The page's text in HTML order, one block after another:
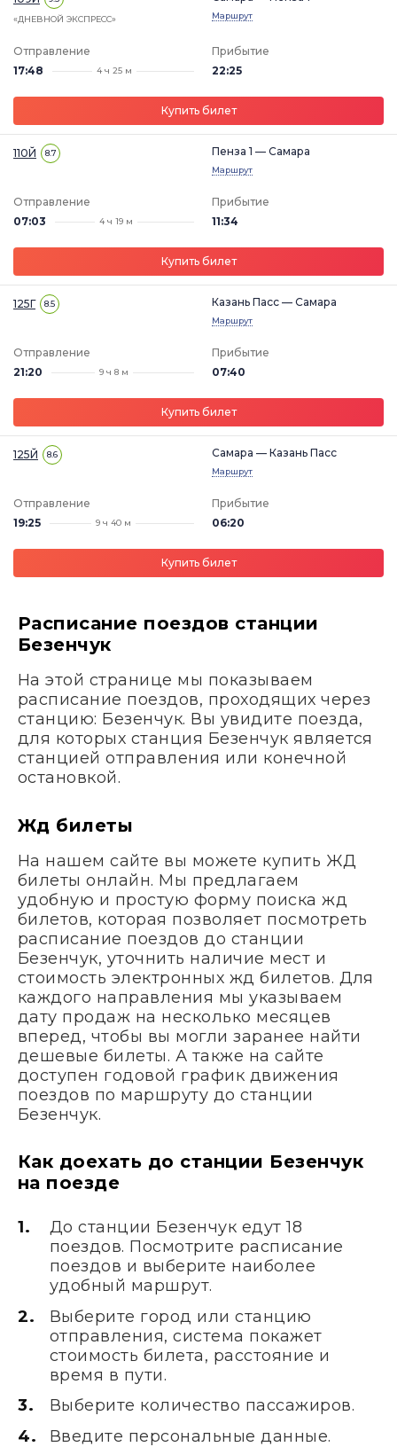
«ДНЕВНОЙ ЭКСПРЕСС» Маршрут
Отправление
17:48
4 ч 25 м
Прибытие
22:25
Купить билет
110Й 8.7 Пенза 1 — Самара
Маршрут
Отправление
07:03
4 ч 19 м
Прибытие
11:34
Купить билет
125Г 8.5 Казань Пасс — Самара
Маршрут
Отправление
21:20
9 ч 8 м
Прибытие
07:40
Купить билет
125Й 8.6 Самара — Казань Пасс
Маршрут
Отправление
19:25
9 ч 40 м
Прибытие
06:20
Купить билет
Расписание поездов станции
Безенчук
На этой странице мы показываем
расписание поездов, проходящих через
станцию: Безенчук. Вы увидите поезда,
для которых станция Безенчук является
станцией отправления или конечной
остановкой.
Жд билеты
На нашем сайте вы можете купить ЖД
билеты онлайн. Мы предлагаем
удобную и простую форму поиска жд
билетов, которая позволяет посмотреть
расписание поездов до станции
Безенчук, уточнить наличие мест и
стоимость электронных жд билетов. Для
каждого направления мы указываем
дату продаж на несколько месяцев
вперед, чтобы вы могли заранее найти
дешевые билеты. А также на сайте
доступен годовой график движения
поездов по маршруту до станции
Безенчук.
Как доехать до станции Безенчук
на поезде
До станции Безенчук едут 18
поездов. Посмотрите расписание
поездов и выберите наиболее
удобный маршрут.
Выберите город или станцию
отправления, система покажет
стоимость билета, расстояние и
время в пути.
Выберите количество пассажиров.
Введите персональные данные.